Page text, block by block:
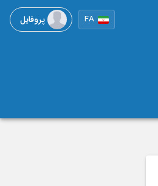
FA پروفایل